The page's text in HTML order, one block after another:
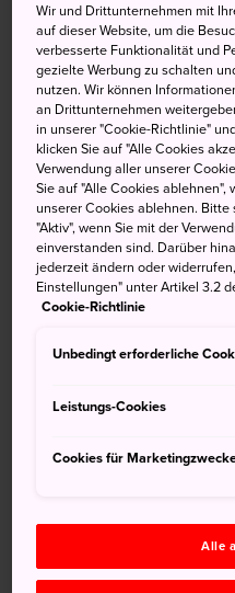
STICHWORTE
Sport, Muße
botanischer
Osakas
Lust auf eine
können rund um den
laufen. Währenddessen
mehreren Spielfeldern und
Amateursportarten. Jedes
beschleunigen, machen
Pflanzen rund um einen
Wir und Drittunternehmen mit
auf dieser Website, um die
verbesserte Funktionalität und
gezielte Werbung zu schalten
nutzen. Wir können
an Drittunternehmen
in unserer "Cookie-Richtlinie"
klicken Sie auf "Alle Cookies
Verwendung aller unserer
Sie auf "Alle Cookies ablehnen",
unserer Cookies ablehnen.
"Aktiv", wenn Sie mit der
einverstanden sind. Darüber
jederzeit ändern oder
Einstellungen" unter Artikel 3.2
Cookie-Richtlinie
Unbedingt erforderliche
Leistungs-Cookies
Cookies für
Alle